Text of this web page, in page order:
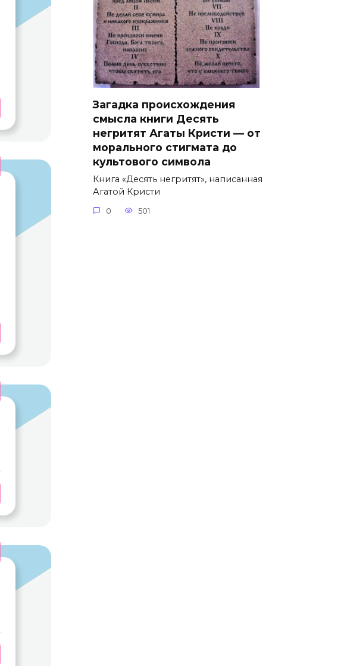
Загадка происхождения
смысла книги Десять
негритят Агаты Кристи — от
морального стигмата до
культового символа
Книга «Десять негритят», написанная
Агатой Кристи
0 501